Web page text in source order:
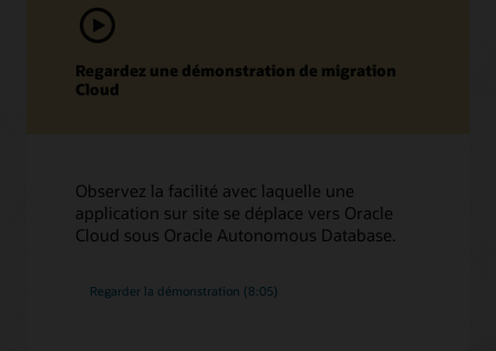
Regardez une démonstration de migration
Cloud
Observez la facilité avec laquelle une
application sur site se déplace vers Oracle
Cloud sous Oracle Autonomous Database.
Regarder la démonstration (8:05)